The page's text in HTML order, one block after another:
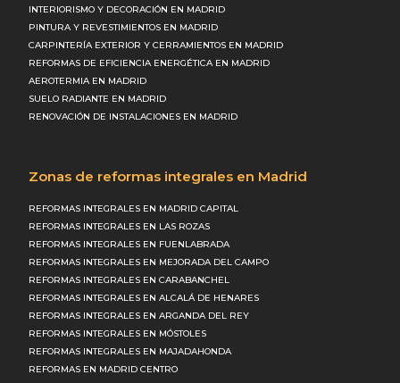
INTERIORISMO Y DECORACIÓN EN MADRID
PINTURA Y REVESTIMIENTOS EN MADRID
CARPINTERÍA EXTERIOR Y CERRAMIENTOS EN MADRID
REFORMAS DE EFICIENCIA ENERGÉTICA EN MADRID
AEROTERMIA EN MADRID
SUELO RADIANTE EN MADRID
RENOVACIÓN DE INSTALACIONES EN MADRID
Zonas de reformas integrales en Madrid
REFORMAS INTEGRALES EN MADRID CAPITAL
REFORMAS INTEGRALES EN LAS ROZAS
REFORMAS INTEGRALES EN FUENLABRADA
REFORMAS INTEGRALES EN MEJORADA DEL CAMPO
REFORMAS INTEGRALES EN CARABANCHEL
REFORMAS INTEGRALES EN ALCALÁ DE HENARES
REFORMAS INTEGRALES EN ARGANDA DEL REY
REFORMAS INTEGRALES EN MÓSTOLES
REFORMAS INTEGRALES EN MAJADAHONDA
REFORMAS EN MADRID CENTRO